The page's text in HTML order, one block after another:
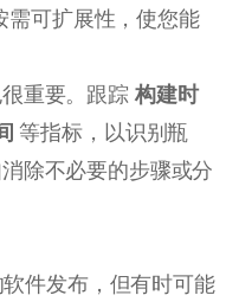
需可扩展性，使您能
重要。跟踪 构建时
等指标，以识别瓶
除不必要的步骤或分
件发布，但有时可能